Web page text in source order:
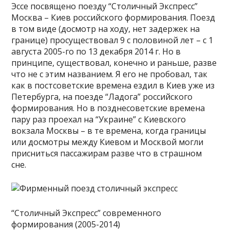
Эссе посвящено поезду “Столичный Экспресс”
Москва – Киев российского формирования. Поезд
в том виде (досмотр на ходу, нет задержек на
границе) просуществовал 9 с половиной лет – с 1
августа 2005-го по 13 декабря 2014 г. Но в
принципе, существовал, конечно и раньше, разве
что не с этим названием. Я его не пробовал, так
как в постсоветские времена ездил в Киев уже из
Петербурга, на поезде “Ладога” российского
формирования. Но в позднесоветские времена
пару раз проехал на “Украине” с Киевского
вокзала Москвы – в те времена, когда границы
или досмотры между Киевом и Москвой могли
присниться пассажирам разве что в страшном
сне.
“Столичный Экспресс” современного
формирования (2005-2014)